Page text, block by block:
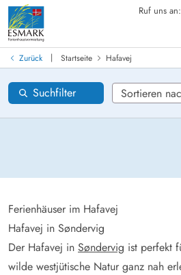
Ruf uns an:
Zurück | Startseite Hafavej
Ferienhäuser im Hafavej
Hafavej in Søndervig
Der Hafavej in Søndervig ist perfekt
wilde westjütische Natur ganz nah
Suchfilter
Ferienhaus in Dänemark
Anreise
Gebiete